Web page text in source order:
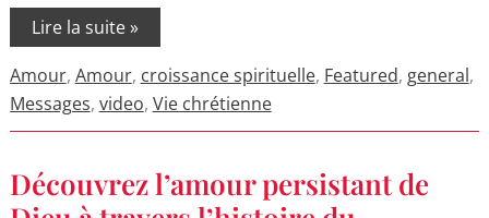
Lire la suite »
Amour, Amour, croissance spirituelle, Featured, general,
Messages, video, Vie chrétienne
Découvrez l’amour persistant de
Découvrez
l’amour
persistant